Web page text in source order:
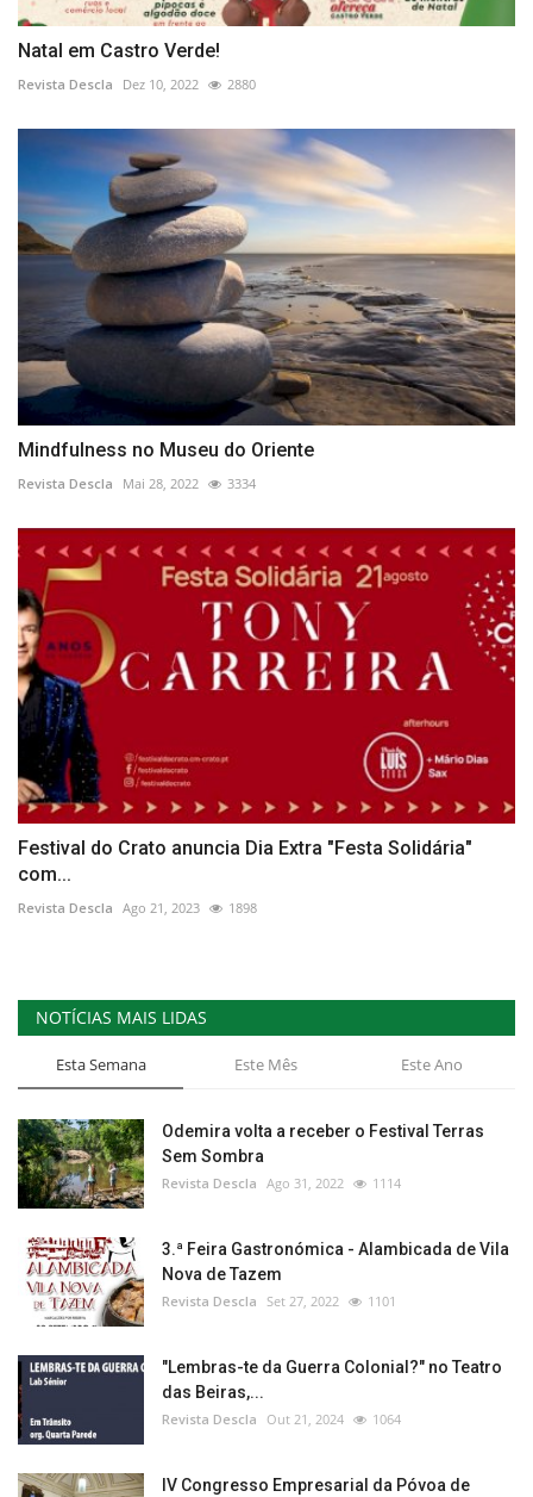
Natal em Castro Verde!
Revista Descla Dez 10, 2022 2880
Mindfulness no Museu do Oriente
Revista Descla Mai 28, 2022 3334
Festival do Crato anuncia Dia Extra "Festa Solidária"
com...
Revista Descla Ago 21, 2023 1898
NOTÍCIAS MAIS LIDAS
Esta Semana Este Mês Este Ano
Odemira volta a receber o Festival Terras
Sem Sombra
Revista Descla Ago 31, 2022 1114
3.ª Feira Gastronómica - Alambicada de Vila
Nova de Tazem
Revista Descla Set 27, 2022 1101
"Lembras-te da Guerra Colonial?" no Teatro
das Beiras,...
Revista Descla Out 21, 2024 1064
IV Congresso Empresarial da Póvoa de